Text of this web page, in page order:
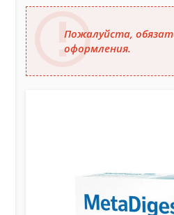
Пожалуйста,
оформления.